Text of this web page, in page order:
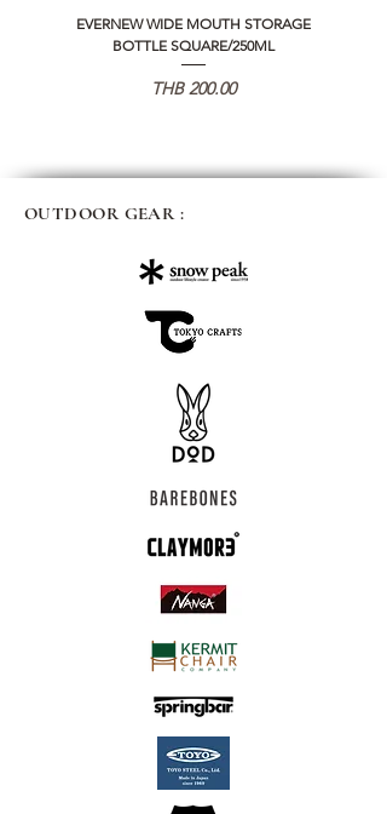
EVERNEW WIDE MOUTH STORAGE
BOTTLE SQUARE/250ML
Price
THB 200.00
OUTDOOR GEAR :